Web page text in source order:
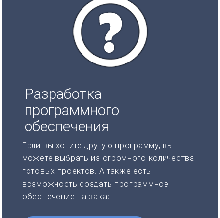
Разработка
программного
обеспечения
Если вы хотите другую программу, вы
можете выбрать из огромного количества
готовых проектов. А также есть
возможность создать программное
обеспечение на заказ.